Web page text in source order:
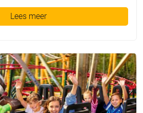
Lees meer